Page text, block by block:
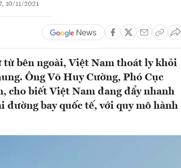
10/11/2021
từ bên ngoài, Việt Nam thoát ly khỏi
Ông Võ Huy Cường, Phó Cục
cho biết Việt Nam đang đẩy nhanh
bay quốc tế, với quy mô hành